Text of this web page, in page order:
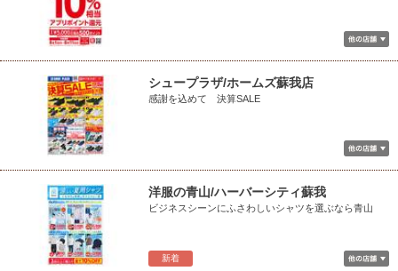
シュープラザ/ホームズ蘇我店
感謝を込めて 決算SALE
新着
洋服の青山/ハーバーシティ蘇我
ビジネスシーンにふさわしいシャツを選ぶなら青山